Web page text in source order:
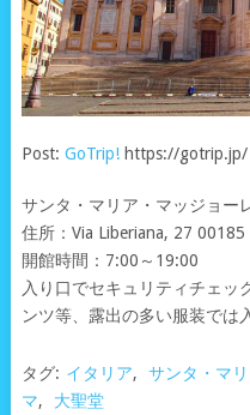
Post: GoTrip!https://gotrip.jp/
サンタ・マリア・マッジョー
住所：Via Liberiana, 27 00185
開館時間：7:00～19:00
入り口でセキュリティチェッ
ンツ等、露出の多い服装では
タグ: イタリア, サンタ・マ
マ, 大聖堂